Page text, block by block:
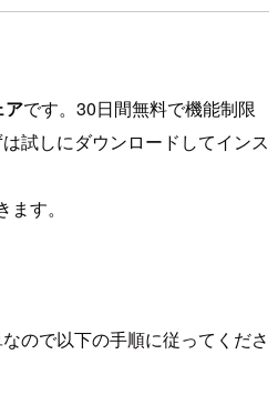
アです。30日間無料で機能制限
試しにダウンロードしてインス
す。
ので以下の手順に従ってくださ